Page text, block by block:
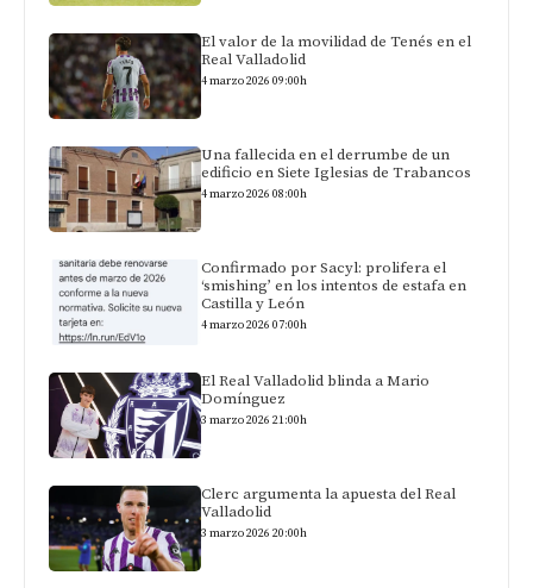
El valor de la movilidad de Tenés en el
Real Valladolid
4 marzo 2026 09:00h
Una fallecida en el derrumbe de un
edificio en Siete Iglesias de Trabancos
4 marzo 2026 08:00h
Confirmado por Sacyl: prolifera el
‘smishing’ en los intentos de estafa en
Castilla y León
4 marzo 2026 07:00h
El Real Valladolid blinda a Mario
Domínguez
3 marzo 2026 21:00h
Clerc argumenta la apuesta del Real
Valladolid
3 marzo 2026 20:00h